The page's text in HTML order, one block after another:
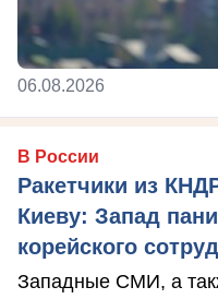
06.08.2026
В России
Ракетчики из
Киеву: Запад
корейского
Западные СМИ, а